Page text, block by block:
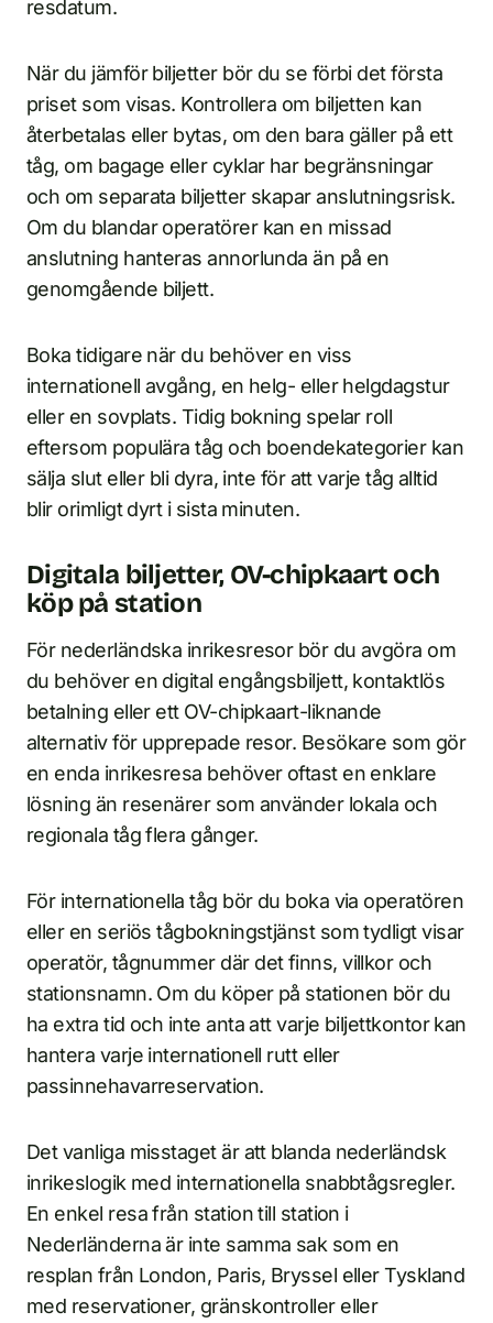
resdatum.
När du jämför biljetter bör du se förbi det första
priset som visas. Kontrollera om biljetten kan
återbetalas eller bytas, om den bara gäller på ett
tåg, om bagage eller cyklar har begränsningar
och om separata biljetter skapar anslutningsrisk.
Om du blandar operatörer kan en missad
anslutning hanteras annorlunda än på en
genomgående biljett.
Boka tidigare när du behöver en viss
internationell avgång, en helg- eller helgdagstur
eller en sovplats. Tidig bokning spelar roll
eftersom populära tåg och boendekategorier kan
sälja slut eller bli dyra, inte för att varje tåg alltid
blir orimligt dyrt i sista minuten.
Digitala biljetter, OV-chipkaart och
köp på station
För nederländska inrikesresor bör du avgöra om
du behöver en digital engångsbiljett, kontaktlös
betalning eller ett OV-chipkaart-liknande
alternativ för upprepade resor. Besökare som gör
en enda inrikesresa behöver oftast en enklare
lösning än resenärer som använder lokala och
regionala tåg flera gånger.
För internationella tåg bör du boka via operatören
eller en seriös tågbokningstjänst som tydligt visar
operatör, tågnummer där det finns, villkor och
stationsnamn. Om du köper på stationen bör du
ha extra tid och inte anta att varje biljettkontor kan
hantera varje internationell rutt eller
passinnehavarreservation.
Det vanliga misstaget är att blanda nederländsk
inrikeslogik med internationella snabbtågsregler.
En enkel resa från station till station i
Nederländerna är inte samma sak som en
resplan från London, Paris, Bryssel eller Tyskland
med reservationer, gränskontroller eller